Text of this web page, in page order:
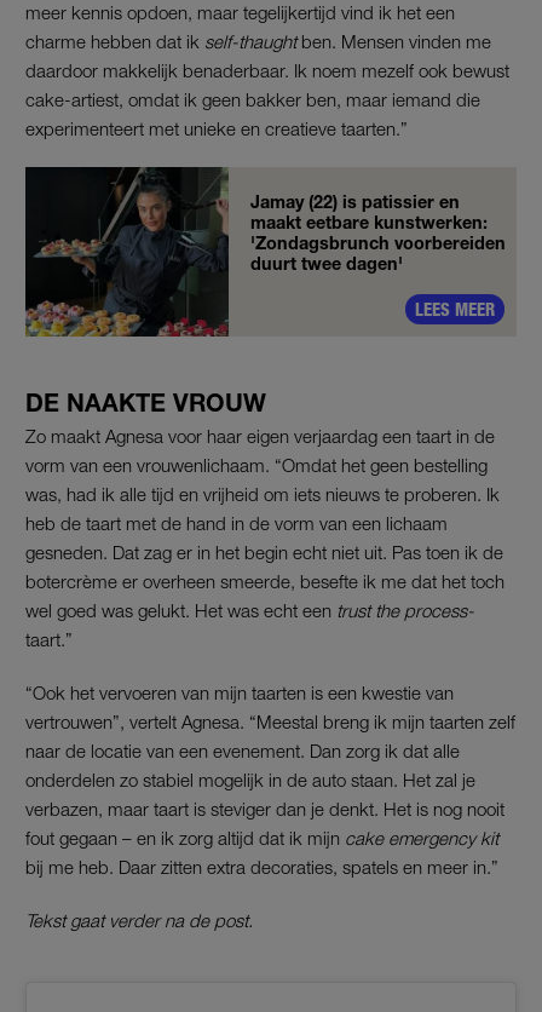
meer kennis opdoen, maar tegelijkertijd vind ik het een
charme hebben dat ik self-thaughtben. Mensen vinden me
daardoor makkelijk benaderbaar. Ik noem mezelf ook bewust
cake-artiest, omdat ik geen bakker ben, maar iemand die
experimenteert met unieke en creatieve taarten.”
Jamay (22) is patissier en
maakt eetbare kunstwerken:
'Zondagsbrunch voorbereiden
duurt twee dagen'
LEES MEER
DE NAAKTE VROUW
Zo maakt Agnesa voor haar eigen verjaardag een taart in de
vorm van een vrouwenlichaam. “Omdat het geen bestelling
was, had ik alle tijd en vrijheid om iets nieuws te proberen. Ik
heb de taart met de hand in de vorm van een lichaam
gesneden. Dat zag er in het begin echt niet uit. Pas toen ik de
botercrème er overheen smeerde, besefte ik me dat het toch
wel goed was gelukt. Het was echt een trust the process-
taart.”
“Ook het vervoeren van mijn taarten is een kwestie van
vertrouwen”, vertelt Agnesa. “Meestal breng ik mijn taarten zelf
naar de locatie van een evenement. Dan zorg ik dat alle
onderdelen zo stabiel mogelijk in de auto staan. Het zal je
verbazen, maar taart is steviger dan je denkt. Het is nog nooit
fout gegaan – en ik zorg altijd dat ik mijn cake emergency kit
bij me heb. Daar zitten extra decoraties, spatels en meer in.”
Tekst gaat verder na de post.